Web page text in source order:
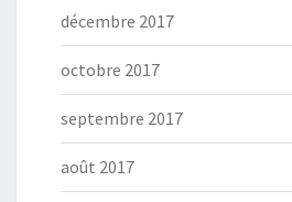
décembre 2017
octobre 2017
septembre 2017
août 2017